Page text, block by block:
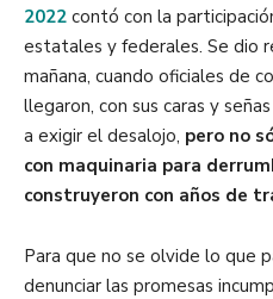
2022 contó con la
estatales y federales. Se dio
mañana, cuando oficiales de
llegaron, con sus caras y
a exigir el desalojo, pero no
con maquinaria para
construyeron con años de
Para que no se olvide lo que
denunciar las promesas